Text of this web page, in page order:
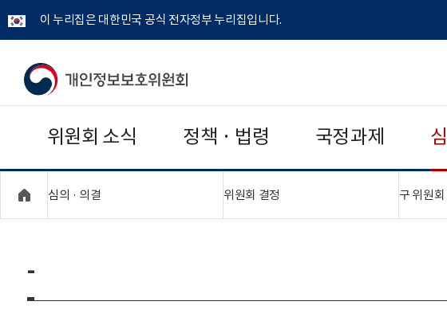
이 누리집은 대한민국 공식 전자정부 누리집입니다.
개
보
보
위
위원회 소식 정책 · 법령 국정과제
심의 · 의결 위원회 결정 구 위원회
-